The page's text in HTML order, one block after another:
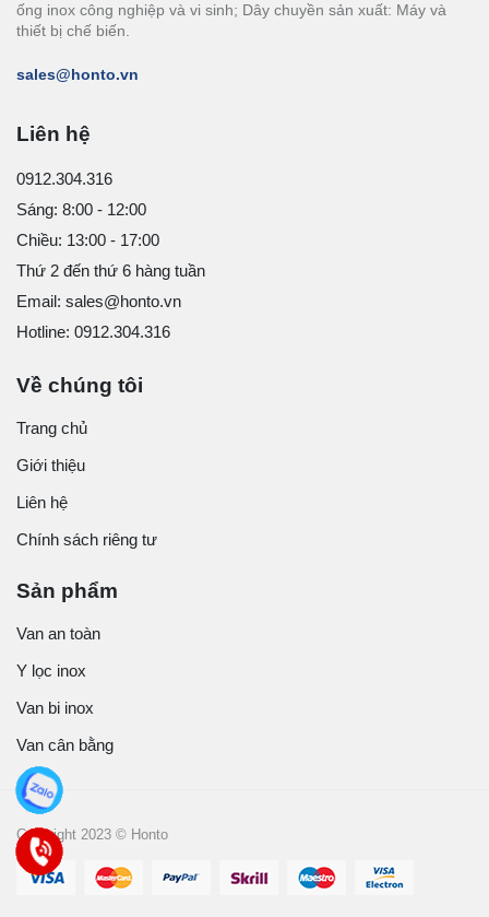
ống inox công nghiệp và vi sinh; Dây chuyền sản xuất: Máy và
thiết bị chế biến.
sales@honto.vn
Liên hệ
0912.304.316
Sáng: 8:00 - 12:00
Chiều: 13:00 - 17:00
Thứ 2 đến thứ 6 hàng tuần
Email: sales@honto.vn
Hotline: 0912.304.316
Về chúng tôi
Trang chủ
Giới thiệu
Liên hệ
Chính sách riêng tư
Sản phẩm
Van an toàn
Y lọc inox
Van bi inox
Van cân bằng
Copyright 2023 © Honto